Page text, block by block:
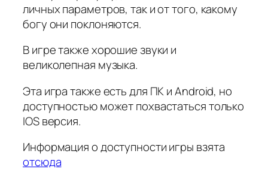
личных параметров, так и от того, какому
богу они поклоняются.
В игре также хорошие звуки и
великолепная музыка.
Эта игра также есть для ПК и Android, но
доступностью может похвастаться только
IOS версия.
Информация о доступности игры взята
отсюда